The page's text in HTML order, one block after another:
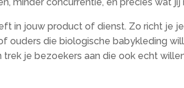
in jouw product of dienst.​ Zo richt je
ouders die biologische babykleding
je bezoekers aan die ook echt